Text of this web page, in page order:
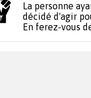
La personne
décidé d'agir
En ferez-vous